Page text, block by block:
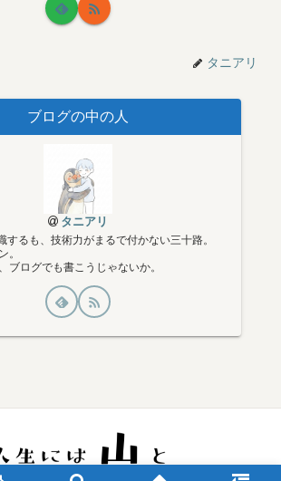
タニアリ
ブログの中の人
タニアリ
するも、技術力がまるで付かない三十路。
。
ブログでも書こうじゃないか。